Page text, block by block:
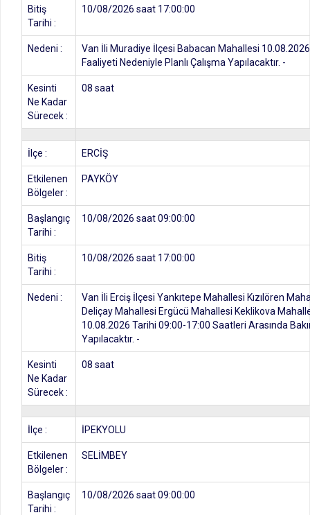
Bitiş
Tarihi :
10/08/2026 saat 17:00:00
Nedeni :
Van İli Muradiye İlçesi Babacan Mahallesi
Faaliyeti Nedeniyle Planlı Çalışma Yapılacaktır. -
Kesinti
Ne Kadar
Sürecek :
08 saat
İlçe : ERCİŞ
Etkilenen
Bölgeler :
PAYKÖY
Başlangıç
Tarihi :
10/08/2026 saat 09:00:00
Bitiş
Tarihi :
10/08/2026 saat 17:00:00
Nedeni :
Van İli Erciş İlçesi Yankıtepe Mahallesi Kızılören
Deliçay Mahallesi Ergücü Mahallesi Keklikova
10.08.2026 Tarihi 09:00-17:00 Saatleri Arasında
Yapılacaktır. -
Kesinti
Ne Kadar
Sürecek :
08 saat
İlçe : İPEKYOLU
Etkilenen
Bölgeler :
SELİMBEY
Başlangıç
Tarihi :
10/08/2026 saat 09:00:00